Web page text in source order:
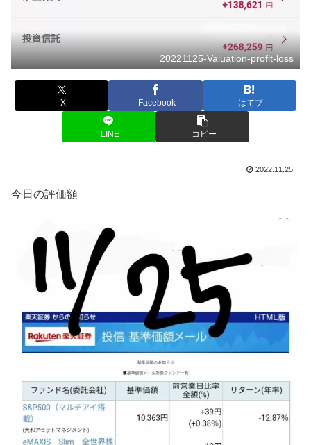
20221125-Valuation-profit-loss
X Facebook はてブ
LINE コピー
2022.11.25
今日の評価額